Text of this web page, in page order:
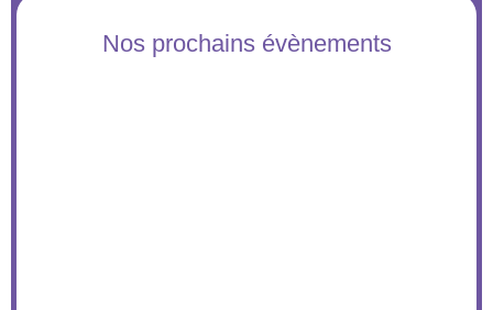
Nos prochains évènements